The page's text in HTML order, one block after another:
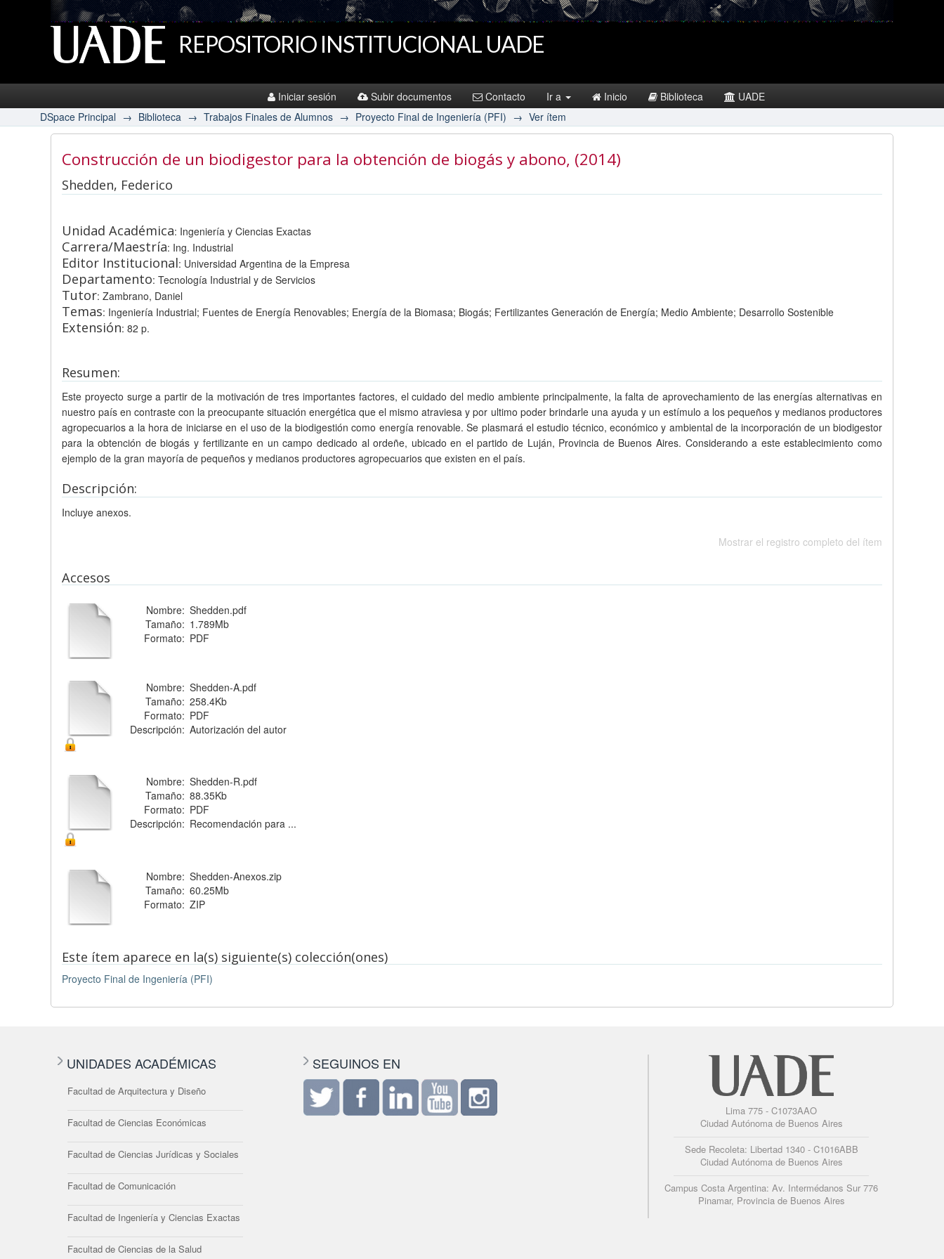
REPOSITORIO INSTITUCIONAL UADE
Iniciar sesión Subir documentos Contacto Ir a Inicio Biblioteca
UADE
DSpace Principal → Biblioteca → Trabajos Finales de Alumnos → Proyecto Final de Ingeniería (PFI) → Ver ítem
Construcción de un biodigestor para la obtención de biogás y abono, (2014)
Shedden, Federico
Unidad Académica: Ingeniería y Ciencias Exactas
Carrera/Maestría: Ing. Industrial
Editor Institucional: Universidad Argentina de la Empresa
Departamento: Tecnología Industrial y de Servicios
Tutor: Zambrano, Daniel
Temas: Ingeniería Industrial; Fuentes de Energía Renovables; Energía de la Biomasa; Biogás; Fertilizantes Generación de Energía; Medio Ambiente; Desarrollo Sostenible
Extensión: 82 p.
Resumen:
Este proyecto surge a partir de la motivación de tres importantes factores, el cuidado del medio ambiente principalmente, la falta de aprovechamiento de las energías alternativas en
nuestro país en contraste con la preocupante situación energética que el mismo atraviesa y por ultimo poder brindarle una ayuda y un estímulo a los pequeños y medianos productores
agropecuarios a la hora de iniciarse en el uso de la biodigestión como energía renovable. Se plasmará el estudio técnico, económico y ambiental de la incorporación de un biodigestor
para la obtención de biogás y fertilizante en un campo dedicado al ordeñe, ubicado en el partido de Luján, Provincia de Buenos Aires. Considerando a este establecimiento como
ejemplo de la gran mayoría de pequeños y medianos productores agropecuarios que existen en el país.
Descripción:
Incluye anexos.
Mostrar el registro completo del ítem
Accesos
Nombre: Shedden.pdf
Tamaño: 1.789Mb
Formato: PDF
Nombre: Shedden-A.pdf
Tamaño: 258.4Kb
Formato: PDF
Descripción: Autorización del autor
Nombre: Shedden-R.pdf
Tamaño: 88.35Kb
Formato: PDF
Descripción: Recomendación para ...
Nombre: Shedden-Anexos.zip
Tamaño: 60.25Mb
Formato: ZIP
Este ítem aparece en la(s) siguiente(s) colección(ones)
Proyecto Final de Ingeniería (PFI)
UNIDADES ACADÉMICAS
Facultad de Arquitectura y Diseño
Facultad de Ciencias Económicas
Facultad de Ciencias Jurídicas y Sociales
Facultad de Comunicación
Facultad de Ingeniería y Ciencias Exactas
Facultad de Ciencias de la Salud
SEGUINOS EN
Lima 775 - C1073AAO
Ciudad Autónoma de Buenos Aires
Sede Recoleta: Libertad 1340 - C1016ABB
Ciudad Autónoma de Buenos Aires
Campus Costa Argentina: Av. Intermédanos Sur 776
Pinamar, Provincia de Buenos Aires